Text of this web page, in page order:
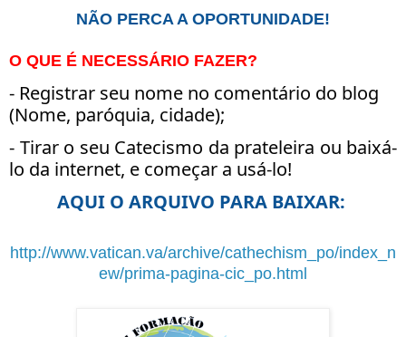
NÃO PERCA A OPORTUNIDADE!
O QUE É NECESSÁRIO FAZER?
- Registrar seu nome no comentário do blog
(Nome, paróquia, cidade);
- Tirar o seu Catecismo da prateleira ou baixá-
lo da internet, e começar a usá-lo!
AQUI O ARQUIVO PARA BAIXAR:
http://www.vatican.va/archive/cathechism_po/index_n
ew/prima-pagina-cic_po.html